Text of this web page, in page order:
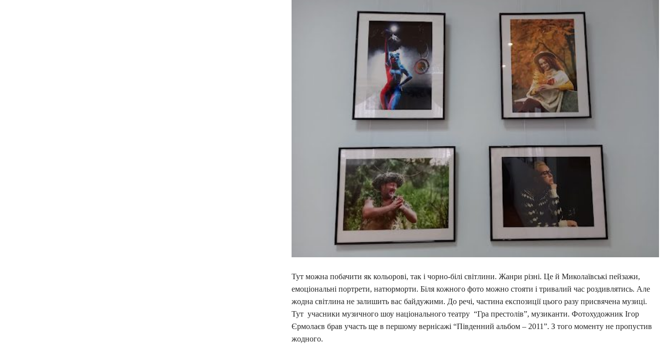
Тут можна побачити як кольорові, так і чорно-білі світлини. Жанри різні. Це й Миколаївські пейзажи,
емоціональні портрети, натюрморти. Біля кожного фото можно стояти і тривалий час роздивлятись. Але
жодна світлина не залишить вас байдужими. До речі, частина експозиції цього разу присвячена музиці.
Тут учасники музичного шоу національного театру “Гра престолів”, музиканти. Фотохудожник Ігор
Єрмолаєв брав участь ще в першому вернісажі “Південний альбом – 2011”. З того моменту не пропустив
жодного.